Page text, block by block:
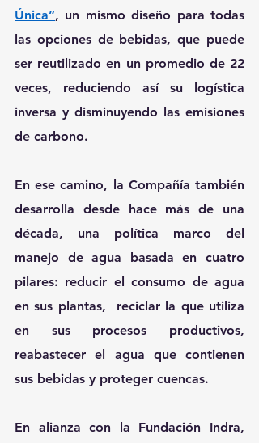
Única”, un mismo diseño para todas
las opciones de bebidas, que puede
ser reutilizado en un promedio de 22
veces, reduciendo así su logística
inversa y disminuyendo las emisiones
de carbono.
En ese camino, la Compañía también
desarrolla desde hace más de una
década, una política marco del
manejo de agua basada en cuatro
pilares: reducir el consumo de agua
en sus plantas,  reciclar la que utiliza
en sus procesos productivos,
reabastecer el agua que contienen
sus bebidas y proteger cuencas.
En alianza con la Fundación Indra,